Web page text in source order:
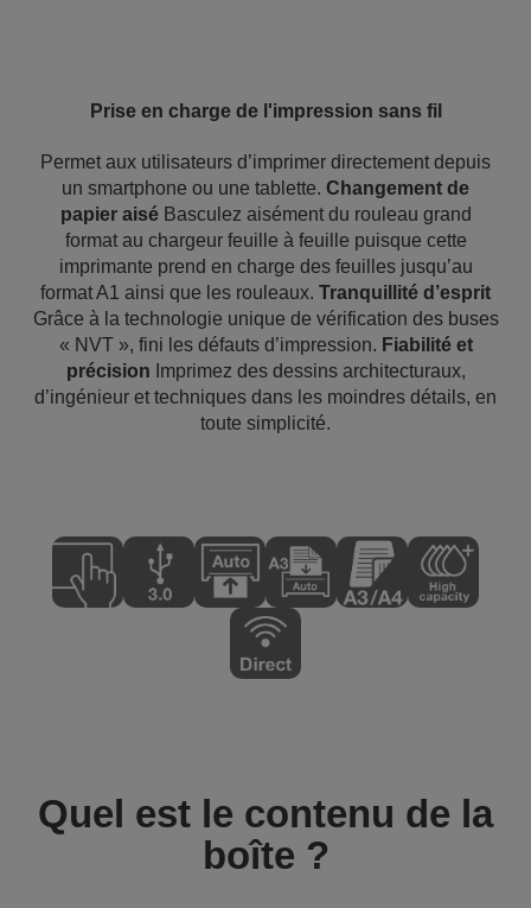
Prise en charge de l'impression sans fil
Permet aux utilisateurs d’imprimer directement depuis
un smartphone ou une tablette. Changement de
papier aiséBasculez aisément du rouleau grand
format au chargeur feuille à feuille puisque cette
imprimante prend en charge des feuilles jusqu’au
format A1 ainsi que les rouleaux. Tranquillité d’esprit
Grâce à la technologie unique de vérification des buses
« NVT », fini les défauts d’impression. Fiabilité et
précision Imprimez des dessins architecturaux,
d’ingénieur et techniques dans les moindres détails, en
toute simplicité.
Quel est le contenu de la
boîte ?